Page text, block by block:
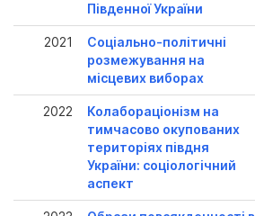
Південної України
2021
Соціально-політичні
розмежування на
місцевих виборах
2022
Колабораціонізм на
тимчасово окупованих
територіях півдня
України: соціологічний
аспект